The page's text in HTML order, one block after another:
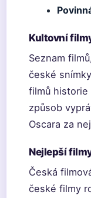
Kultovní
Seznam
české
filmů historie
způsob
Oscara za
Nejlepší
Česká
české filmy